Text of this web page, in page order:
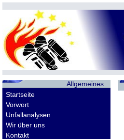
Allgemeines
Startseite
Vorwort
Unfallanalysen
Wir über uns
Kontakt